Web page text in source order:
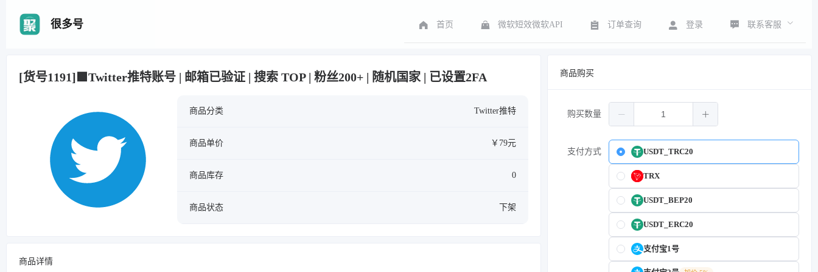
很多号 首页 微软短效微软API 订单查询 登录 联系客服
[货号1191]🟩Twitter推特账号 | 邮箱已验证 | 搜索 TOP | 粉丝200+ | 随机国家 | 已设置2FA
商品分类 Twitter推特
商品单价 ￥79元
商品库存 0
商品状态 下架
商品详情
商品购买
购买数量
支付方式 USDT_TRC20
TRX
USDT_BEP20
USDT_ERC20
支付宝1号